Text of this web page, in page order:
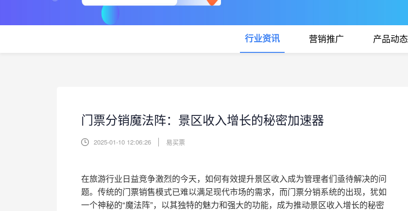
行业资讯 营销推广 产品动态
门票分销魔法阵：景区收入增长的秘密加速器
2025-01-10 12:06:26 易买票
在旅游行业日益竞争激烈的今天，如何有效提升景区收入成为管理者们亟待解决的问
题。传统的门票销售模式已难以满足现代市场的需求，而门票分销系统的出现，犹如
一个神秘的“魔法阵”，以其独特的魅力和强大的功能，成为推动景区收入增长的秘密